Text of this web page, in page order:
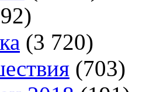
(3 720)
(703)